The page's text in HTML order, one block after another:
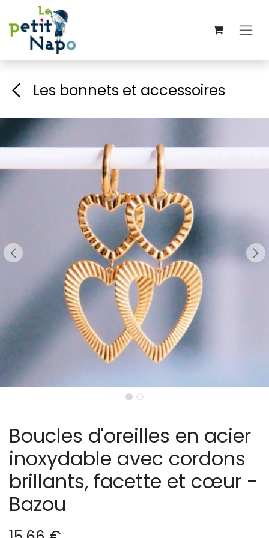
Se rendre au contenu
Les bonnets et accessoires
Boucles d'oreilles en acier
inoxydable avec cordons
brillants, facette et cœur -
Bazou